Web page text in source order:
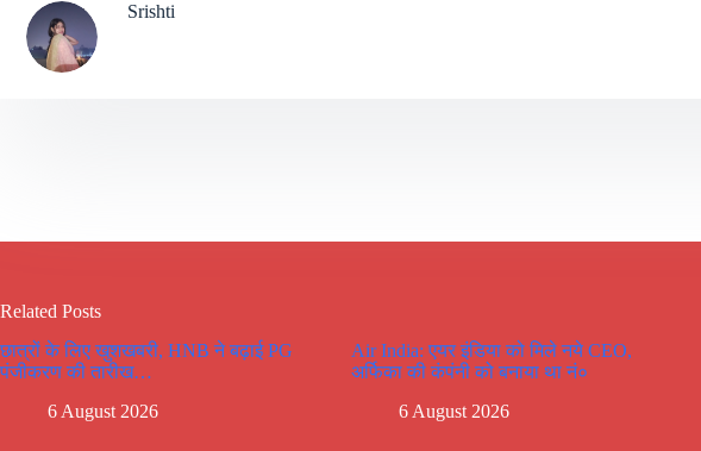
Srishti
Related Posts
छात्रों के लिए खुशखबरी, HNB ने बढ़ाई PG
पंजीकरण की तारीख…
6 August 2026
Air India: एयर इंडिया को मिले नये CEO,
अर्फिका की कंपंनी को बनाया था नं०
6 August 2026